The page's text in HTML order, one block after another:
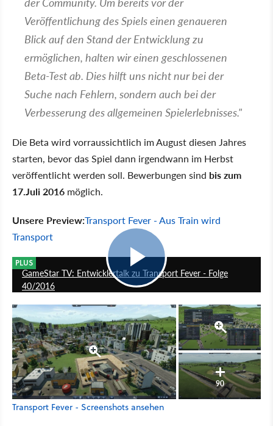
Veröffentlichung des Spiels einen genaueren
Blick auf den Stand der Entwicklung zu
ermöglichen, halten wir einen geschlossenen
Beta-Test ab. Dies hilft uns nicht nur bei der
Suche nach Fehlern, sondern auch bei der
Verbesserung des allgemeinen Spielerlebnisses."
Die Beta wird vorraussichtlich im August diesen Jahres
starten, bevor das Spiel dann irgendwann im Herbst
veröffentlicht werden soll. Bewerbungen sind bis zum
17.Juli 2016 möglich.
Unsere Preview:Transport Fever - Aus Train wird
Transport
PLUS
GameStar TV: Entwicklertalk zu Transport Fever - Folge
40/2016
90
Transport Fever - Screenshots ansehen